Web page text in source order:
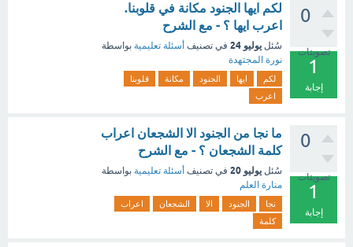
0
تصويتات
1
إجابة
لكم ايها الجنود مكانة في قلوبنا.
اعرب ايها ؟ - مع الشرح
سُئل يوليو 24 في تصنيف أسئلة تعليمية بواسطة
نورة المجتهدة
لكم ايها الجنود مكانة
قلوبنا
اعرب
0
تصويتات
1
إجابة
ما نجا من الجنود الا الشجعان اعراب
كلمة الشجعان ؟ - مع الشرح
سُئل يوليو 20 في تصنيف أسئلة تعليمية بواسطة
منارة العلم
نجا الجنود الا الشجعان
اعراب
كلمة